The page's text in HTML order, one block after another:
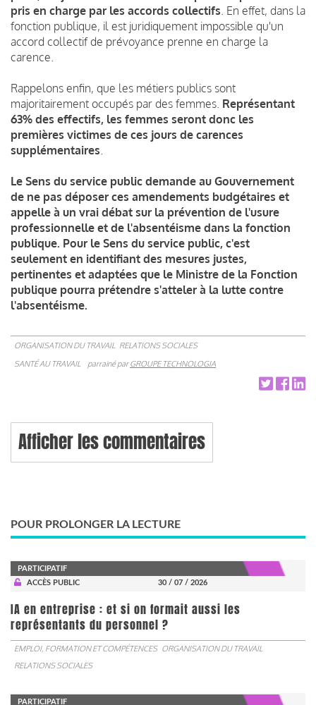
pris en charge par les accords collectifs . En effet, dans la
fonction publique, il est juridiquement impossible qu'un
accord collectif de prévoyance prenne en charge la
carence.
Rappelons enfin, que les métiers publics sont
majoritairement occupés par des femmes. Représentant
63% des effectifs, les femmes seront donc les
premières victimes de ces jours de carences
supplémentaires
Le Sens du service public demande au Gouvernement
de ne pas déposer ces amendements budgétaires et
appelle à un vrai débat sur la prévention de l'usure
professionnelle et de l'absentéisme dans la fonction
publique. Pour le Sens du service public, c'est
seulement en identifiant des mesures justes,
pertinentes et adaptées que le Ministre de la Fonction
publique pourra prétendre s'atteler à la lutte contre
l'absentéisme.
ORGANISATION DU TRAVAIL RELATIONS SOCIALES
SANTÉ AU TRAVAIL
parrainé parGROUPE TECHNOLOGIA
Afficher les commentaires
POUR PROLONGER LA LECTURE
PARTICIPATIF
ACCÈS PUBLIC
30 / 07 / 2026
IA en entreprise : et si on formait aussi les
représentants du personnel ?
EMPLOI, FORMATION ET COMPÉTENCES ORGANISATION DU TRAVAIL
RELATIONS SOCIALES
PARTICIPATIF